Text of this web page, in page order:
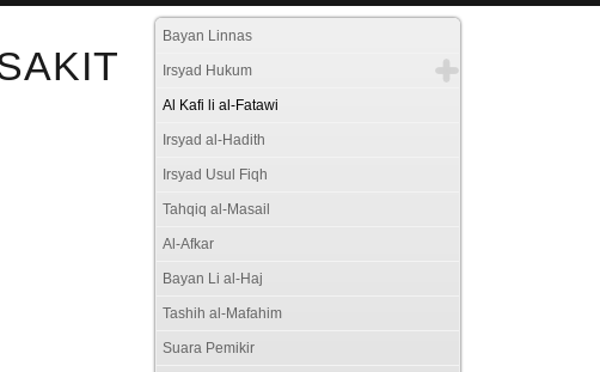
Bayan Linnas
Irsyad Hukum
Al Kafi li al-Fatawi
Irsyad al-Hadith
Irsyad Usul Fiqh
Tahqiq al-Masail
Al-Afkar
Bayan Li al-Haj
Tashih al-Mafahim
Suara Pemikir